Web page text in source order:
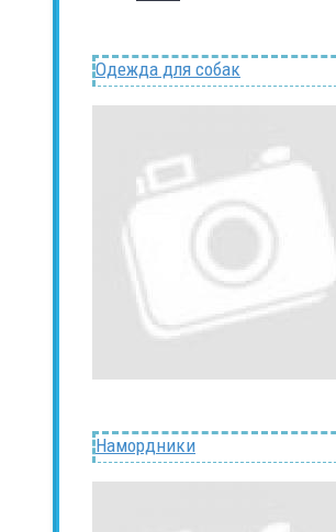
Одежда для собак
Намордники